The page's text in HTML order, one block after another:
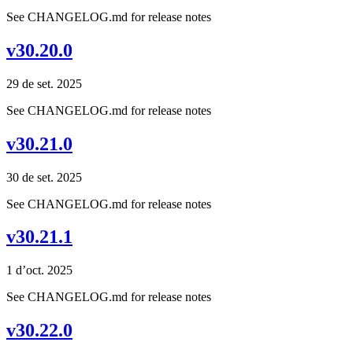
See CHANGELOG.md for release notes
v30.20.0
29 de set. 2025
See CHANGELOG.md for release notes
v30.21.0
30 de set. 2025
See CHANGELOG.md for release notes
v30.21.1
1 d’oct. 2025
See CHANGELOG.md for release notes
v30.22.0